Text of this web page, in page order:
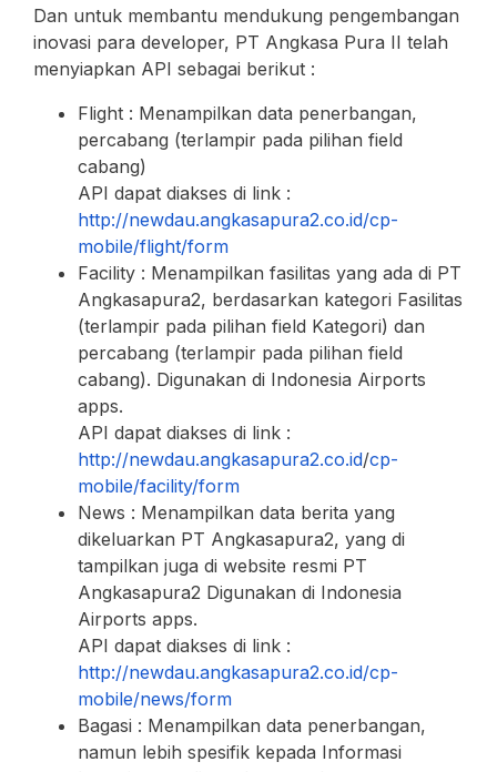
Dan untuk membantu mendukung pengembangan
inovasi para developer, PT Angkasa Pura II telah
menyiapkan API sebagai berikut :
Flight : Menampilkan data penerbangan,
percabang (terlampir pada pilihan field
cabang)
API dapat diakses di link :
http://newdau.angkasapura2.co.id/cp-
mobile/flight/form
Facility : Menampilkan fasilitas yang ada di PT
Angkasapura2, berdasarkan kategori Fasilitas
(terlampir pada pilihan field Kategori) dan
percabang (terlampir pada pilihan field
cabang). Digunakan di Indonesia Airports
apps.
API dapat diakses di link :
http://newdau.angkasapura2.co.id/cp-
mobile/facility/form
News : Menampilkan data berita yang
dikeluarkan PT Angkasapura2, yang di
tampilkan juga di website resmi PT
Angkasapura2 Digunakan di Indonesia
Airports apps.
API dapat diakses di link :
http://newdau.angkasapura2.co.id/cp-
mobile/news/form
Bagasi : Menampilkan data penerbangan,
namun lebih spesifik kepada Informasi